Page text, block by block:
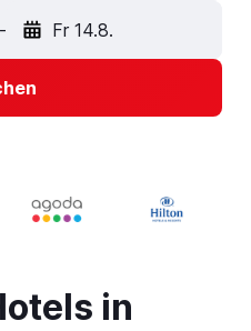
- Fr 14.8.
in